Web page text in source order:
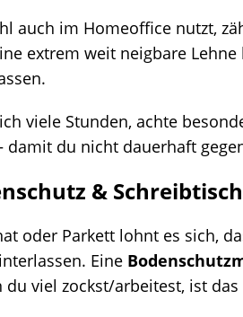
auch im Homeoffice nutzt,
extrem weit neigbare
viele Stunden, achte
damit du nicht dauerhaft
&
oder Parkett lohnt es sich,
Eine
du viel zockst/arbeitest, ist